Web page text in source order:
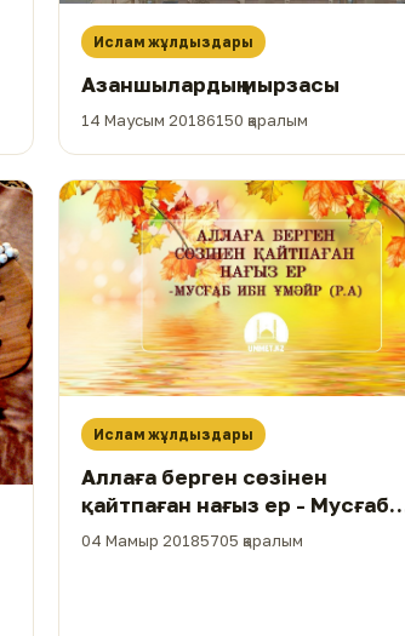
Ислам жұлдыздары
Азаншылардың мырзасы
14 Маусым 20186150 қаралым
Ислам жұлдыздары
Аллаға берген сөзінен
қайтпаған нағыз ер - Мусғаб
ибн Ұмәйр (р.а)
04 Мамыр 20185705 қаралым